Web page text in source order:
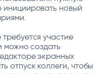
новый
участие
можно создать
экранных
отпуск коллеги, чтобы